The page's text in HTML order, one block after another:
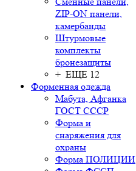
ZIP-ON панели,
камербанды
Штурмовые
комплекты
бронезащиты
+ ЕЩЕ 12
Форменная одежда
Мабута, Афганка
ГОСТ СССР
Форма и
снаряжения для
охраны
Форма ПОЛИЦИИ